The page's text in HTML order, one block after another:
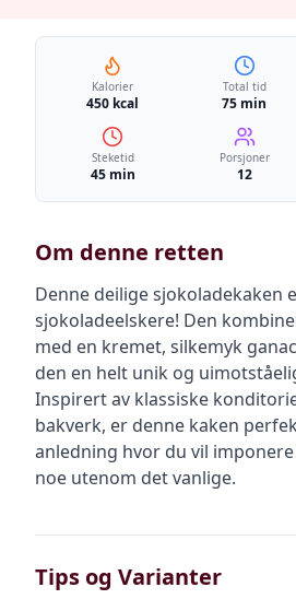
Kalorier
450 kcal
Total tid
75 min
Steketid
45 min
Porsjoner
12
Om denne retten
Denne deilige sjokoladekaken
sjokoladeelskere! Den
med en kremet, silkemyk
den en helt unik og
Inspirert av klassiske
bakverk, er denne kaken
anledning hvor du vil
noe utenom det vanlige.
Tips og Varianter